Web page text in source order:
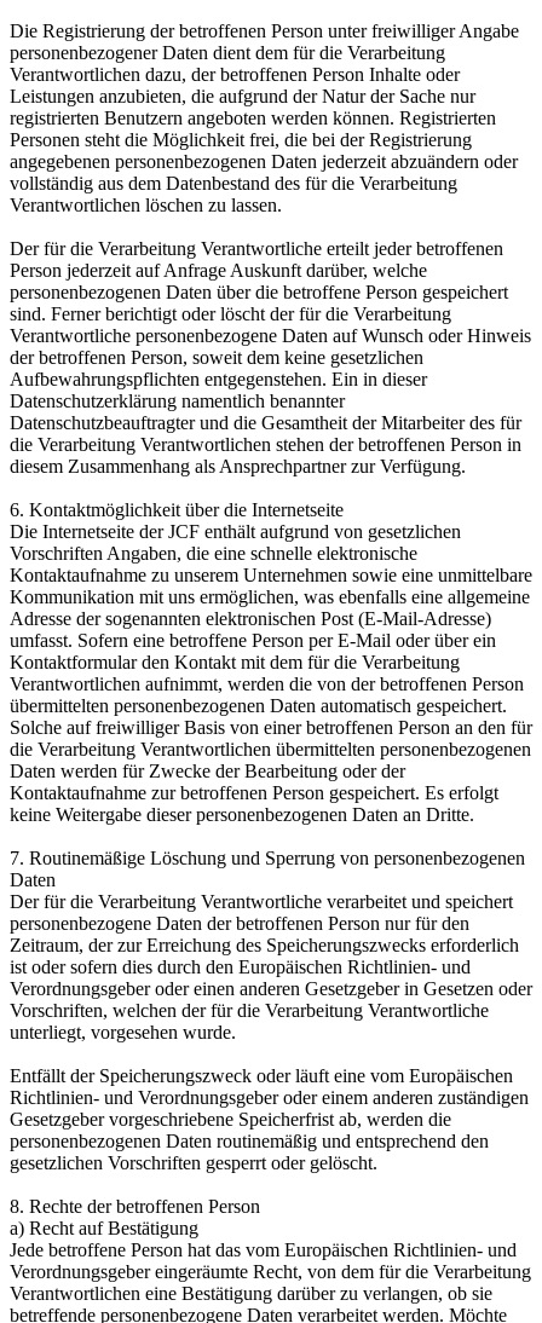
Die Registrierung der betroffenen Person unter freiwilliger Angabe
personenbezogener Daten dient dem für die Verarbeitung
Verantwortlichen dazu, der betroffenen Person Inhalte oder
Leistungen anzubieten, die aufgrund der Natur der Sache nur
registrierten Benutzern angeboten werden können. Registrierten
Personen steht die Möglichkeit frei, die bei der Registrierung
angegebenen personenbezogenen Daten jederzeit abzuändern oder
vollständig aus dem Datenbestand des für die Verarbeitung
Verantwortlichen löschen zu lassen.
Der für die Verarbeitung Verantwortliche erteilt jeder betroffenen
Person jederzeit auf Anfrage Auskunft darüber, welche
personenbezogenen Daten über die betroffene Person gespeichert
sind. Ferner berichtigt oder löscht der für die Verarbeitung
Verantwortliche personenbezogene Daten auf Wunsch oder Hinweis
der betroffenen Person, soweit dem keine gesetzlichen
Aufbewahrungspflichten entgegenstehen. Ein in dieser
Datenschutzerklärung namentlich benannter
Datenschutzbeauftragter und die Gesamtheit der Mitarbeiter des für
die Verarbeitung Verantwortlichen stehen der betroffenen Person in
diesem Zusammenhang als Ansprechpartner zur Verfügung.
6. Kontaktmöglichkeit über die Internetseite
Die Internetseite der JCF enthält aufgrund von gesetzlichen
Vorschriften Angaben, die eine schnelle elektronische
Kontaktaufnahme zu unserem Unternehmen sowie eine unmittelbare
Kommunikation mit uns ermöglichen, was ebenfalls eine allgemeine
Adresse der sogenannten elektronischen Post (E-Mail-Adresse)
umfasst. Sofern eine betroffene Person per E-Mail oder über ein
Kontaktformular den Kontakt mit dem für die Verarbeitung
Verantwortlichen aufnimmt, werden die von der betroffenen Person
übermittelten personenbezogenen Daten automatisch gespeichert.
Solche auf freiwilliger Basis von einer betroffenen Person an den für
die Verarbeitung Verantwortlichen übermittelten personenbezogenen
Daten werden für Zwecke der Bearbeitung oder der
Kontaktaufnahme zur betroffenen Person gespeichert. Es erfolgt
keine Weitergabe dieser personenbezogenen Daten an Dritte.
7. Routinemäßige Löschung und Sperrung von personenbezogenen
Daten
Der für die Verarbeitung Verantwortliche verarbeitet und speichert
personenbezogene Daten der betroffenen Person nur für den
Zeitraum, der zur Erreichung des Speicherungszwecks erforderlich
ist oder sofern dies durch den Europäischen Richtlinien- und
Verordnungsgeber oder einen anderen Gesetzgeber in Gesetzen oder
Vorschriften, welchen der für die Verarbeitung Verantwortliche
unterliegt, vorgesehen wurde.
Entfällt der Speicherungszweck oder läuft eine vom Europäischen
Richtlinien- und Verordnungsgeber oder einem anderen zuständigen
Gesetzgeber vorgeschriebene Speicherfrist ab, werden die
personenbezogenen Daten routinemäßig und entsprechend den
gesetzlichen Vorschriften gesperrt oder gelöscht.
8. Rechte der betroffenen Person
a) Recht auf Bestätigung
Jede betroffene Person hat das vom Europäischen Richtlinien- und
Verordnungsgeber eingeräumte Recht, von dem für die Verarbeitung
Verantwortlichen eine Bestätigung darüber zu verlangen, ob sie
betreffende personenbezogene Daten verarbeitet werden. Möchte